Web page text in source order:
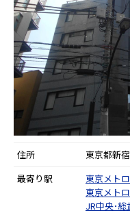
住所
東京都新
最寄り駅
東京メト
東京メト
JR中央･総